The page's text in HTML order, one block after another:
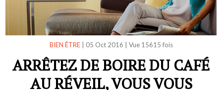
BIEN ÊTRE| 05 Oct 2016 | Vue 15615 fois
ARRÊTEZ DE BOIRE DU CAFÉ
AU RÉVEIL, VOUS VOUS